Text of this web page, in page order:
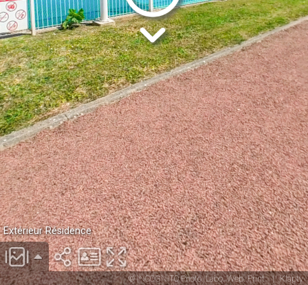
© INCOGNITO Photo. Labo. Web. Print. | Klapty
Extérieur Résidence